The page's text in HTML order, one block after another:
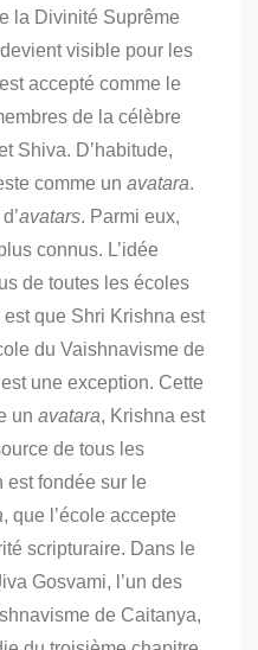
la Divinité Suprême
visible pour les
accepté comme le
de la célèbre
Shiva. D’habitude,
comme un avatara.
avatars. Parmi eux,
connus. L’idée
de toutes les écoles
est que Shri Krishna est
du Vaishnavisme de
une exception. Cette
un avatara, Krishna est
de tous les
est fondée sur le
, que l’école accepte
scripturaire. Dans le
Gosvami, l’un des
de Caitanya,